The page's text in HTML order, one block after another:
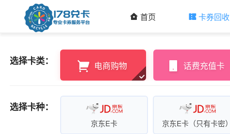
首页 卡券回收
选择卡类： 电商购物 话费充值卡
选择卡种：
京东E卡 京东E卡（只有卡密）